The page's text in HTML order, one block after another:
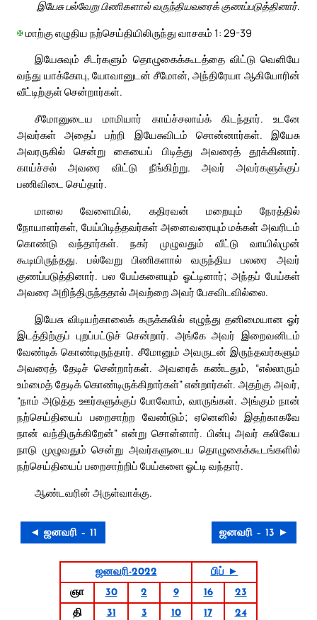
இயேசு பல்வேறு பிணிகளால் வருந்தியவரைக் குணப்படுத்தினார்.
✠மாற்கு எழுதிய நற்செய்தியிலிருந்து வாசகம் 1: 29-39
இயேசுவும் சீடர்களும் தொழுகைக்கூடத்தை விட்டு வெளியே
வந்து யாக்கோபு, யோவானுடன் சீமோன், அந்திரேயா ஆகியோரின்
வீட்டிற்குள் சென்றார்கள்.
சீமோனுடைய மாமியார் காய்ச்சலாய்க் கிடந்தார். உடனே
அவர்கள் அதைப் பற்றி இயேசுவிடம் சொன்னார்கள். இயேசு
அவரருகில் சென்று கையைப் பிடித்து அவரைத் தூக்கினார்.
காய்ச்சல் அவரை விட்டு நீங்கிற்று. அவர் அவர்களுக்குப்
பணிவிடை செய்தார்.
மாலை வேளையில், கதிரவன் மறையும் நேரத்தில்
நோயாளர்கள், பேய்பிடித்தவர்கள் அனைவரையும் மக்கள் அவரிடம்
கொண்டு வந்தார்கள். நகர் முழுவதும் வீட்டு வாயில்முன்
கூடியிருந்தது. பல்வேறு பிணிகளால் வருந்திய பலரை அவர்
குணப்படுத்தினார். பல பேய்களையும் ஓட்டினார்; அந்தப் பேய்கள்
அவரை அறிந்திருந்ததால் அவற்றை அவர் பேசவிடவில்லை.
இயேசு விடியற்காலைக் கருக்கலில் எழுந்து தனிமையான ஓர்
இடத்திற்குப் புறப்பட்டுச் சென்றார். அங்கே அவர் இறைவனிடம்
வேண்டிக் கொண்டிருந்தார். சீமோனும் அவருடன் இருந்தவர்களும்
அவரைத் தேடிச் சென்றார்கள். அவரைக் கண்டதும், “எல்லாரும்
உம்மைத் தேடிக் கொண்டிருக்கிறார்கள்” என்றார்கள். அதற்கு அவர்,
“நாம் அடுத்த ஊர்களுக்குப் போவோம், வாருங்கள். அங்கும் நான்
நற்செய்தியைப் பறைசாற்ற வேண்டும்; ஏனெனில் இதற்காகவே
நான் வந்திருக்கிறேன்” என்று சொன்னார். பின்பு அவர் கலிலேய
நாடு முழுவதும் சென்று அவர்களுடைய தொழுகைக்கூடங்களில்
நற்செய்தியைப் பறைசாற்றிப் பேய்களை ஓட்டி வந்தார்.
ஆண்டவரின் அருள்வாக்கு.
◄ ஜனவரி – 11 ஜனவரி – 13 ►
ஜனவரி-2022
பிப் ►
ஞா
30 2 9 16
23
தி
31 3 10 17
24